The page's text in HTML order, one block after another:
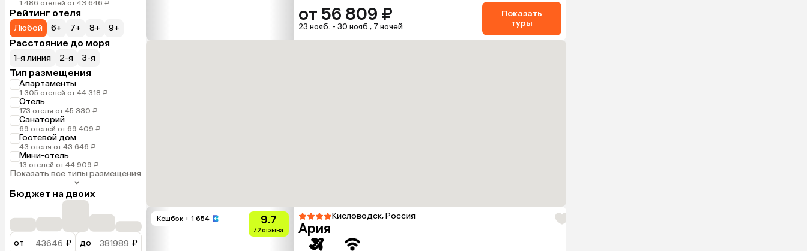
1 486 отелей от 43 646 ₽
Рейтинг отеля
Любой 6+ 7+ 8+ 9+
Расстояние до моря
1-я линия 2-я 3-я
Тип размещения
Апартаменты
1 305 отелей от 44 318 ₽
Отель
173 отеля от 45 330 ₽
Санаторий
69 отелей от 69 409 ₽
Гостевой дом
43 отеля от 43 646 ₽
Мини-отель
13 отелей от 44 909 ₽
Показать все типы размещения
Бюджет на двоих
от ₽ до ₽
от 56 809 ₽
23 нояб. - 30 нояб., 7 ночей
Показать
туры
Кешбэк + 1 654 9.7
72 отзыва
Кисловодск, Россия
Ария